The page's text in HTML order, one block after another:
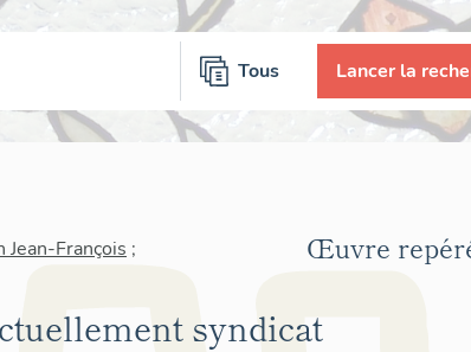
Tous Lancer la
Jean-François ;
syndicat
Œuvre